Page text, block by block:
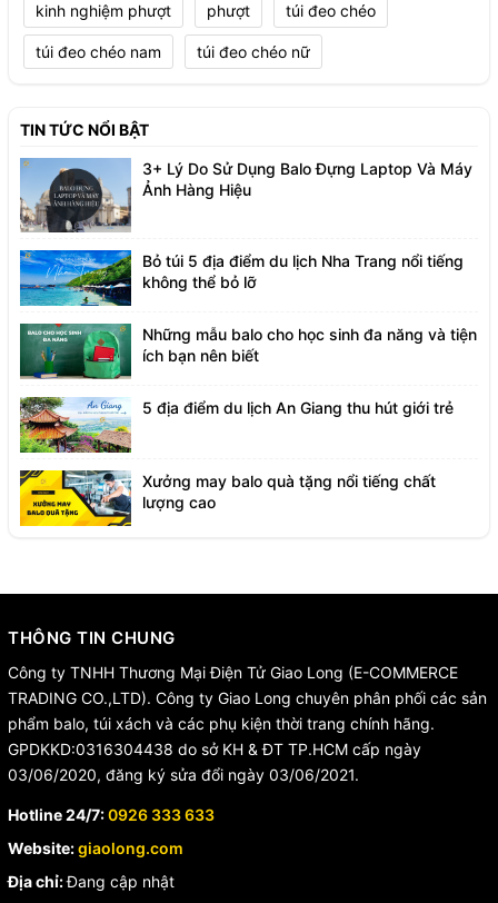
kinh nghiệm phượt phượt túi đeo chéo
túi đeo chéo nam túi đeo chéo nữ
TIN TỨC NỔI BẬT
3+ Lý Do Sử Dụng Balo Đựng Laptop Và Máy
Ảnh Hàng Hiệu
Bỏ túi 5 địa điểm du lịch Nha Trang nổi tiếng
không thể bỏ lỡ
Những mẫu balo cho học sinh đa năng và tiện
ích bạn nên biết
5 địa điểm du lịch An Giang thu hút giới trẻ
Xưởng may balo quà tặng nổi tiếng chất
lượng cao
THÔNG TIN CHUNG
Công ty TNHH Thương Mại Điện Tử Giao Long (E-COMMERCE
TRADING CO.,LTD). Công ty Giao Long chuyên phân phối các sản
phẩm balo, túi xách và các phụ kiện thời trang chính hãng.
GPDKKD:0316304438 do sở KH & ĐT TP.HCM cấp ngày
03/06/2020, đăng ký sửa đổi ngày 03/06/2021.
Hotline 24/7:0926 333 633
Website:giaolong.com
Địa chỉ:Đang cập nhật